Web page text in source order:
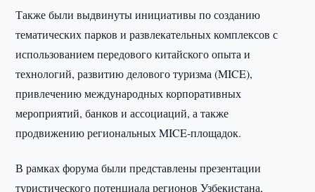
Также были выдвинуты инициативы по созданию
тематических парков и развлекательных комплексов с
использованием передового китайского опыта и
технологий, развитию делового туризма (MICE),
привлечению международных корпоративных
мероприятий, банков и ассоциаций, а также
продвижению региональных MICE-площадок.
В рамках форума были представлены презентации
туристического потенциала регионов Узбекистана,